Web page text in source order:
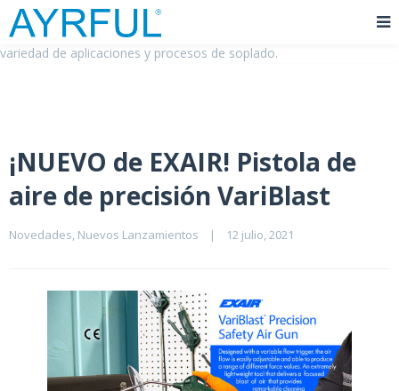
La Pistola de Aire de Seguridad VariBlast proporciona un Flujo de
aire Potente y concentrado, ideal para su uso en una amplia
variedad de aplicaciones y procesos de soplado.
¡NUEVO de EXAIR! Pistola de
aire de precisión VariBlast
Novedades, Nuevos Lanzamientos | 12 julio, 2021